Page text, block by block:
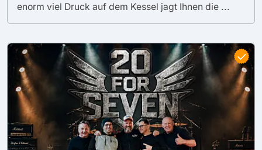
enorm viel Druck auf dem Kessel jagt Ihnen die ...